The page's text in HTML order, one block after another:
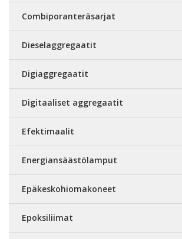
Combiporanteräsarjat
Dieselaggregaatit
Digiaggregaatit
Digitaaliset aggregaatit
Efektimaalit
Energiansäästölamput
Epäkeskohiomakoneet
Epoksiliimat